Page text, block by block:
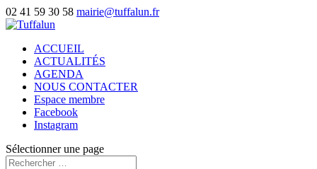
02 41 59 30 58 mairie@tuffalun.fr
ACCUEIL
ACTUALITÉS
AGENDA
NOUS CONTACTER
Espace membre
Facebook
Instagram
Sélectionner une page